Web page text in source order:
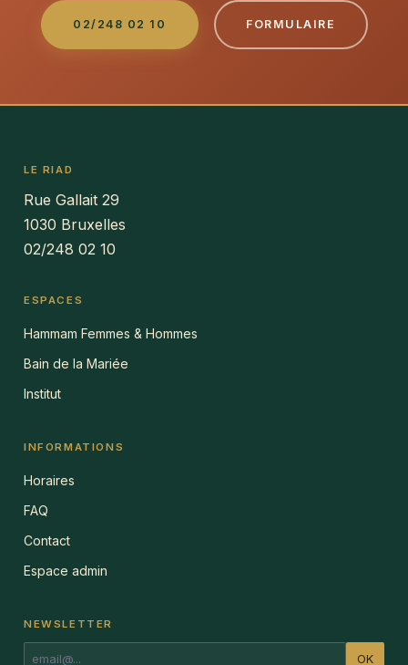
02/248 02 10 FORMULAIRE
LE RIAD
Rue Gallait 29
1030 Bruxelles
02/248 02 10
ESPACES
Hammam Femmes & Hommes
Bain de la Mariée
Institut
INFORMATIONS
Horaires
FAQ
Contact
Espace admin
NEWSLETTER
OK